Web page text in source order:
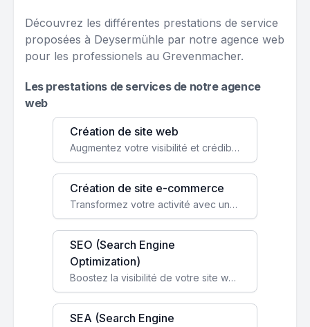
Découvrez les différentes prestations de service
proposées à Deysermühle par notre agence web
pour les professionels au Grevenmacher.
Les prestations de services de notre agence
web
Création de site web
Augmentez votre visibilité et crédibilité en ligne avec un site web performant, conçu pour attirer plus de clients.
Création de site e-commerce
Transformez votre activité avec une boutique en ligne, accessible à l'échelle mondiale 24/7.
SEO (Search Engine
Optimization)
Boostez la visibilité de votre site web sur Google et attirez du trafic qualifié grâce à nos stratégies SEO.
SEA (Search Engine